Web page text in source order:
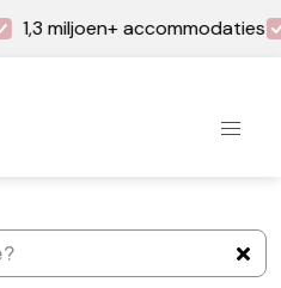
1,3 miljoen+ accommodaties